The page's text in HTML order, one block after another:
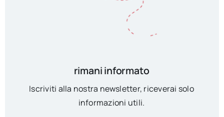
rimani informato
Iscriviti alla nostra newsletter, riceverai solo
informazioni utili.